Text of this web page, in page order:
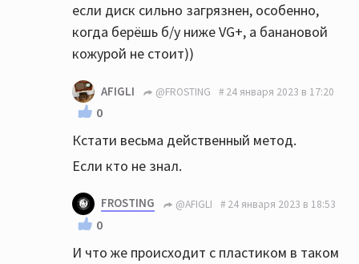
если диск сильно загрязнен, особенно,
когда берёшь б/у ниже VG+, а банановой
кожурой не стоит))
AFIGLI @FROSTING 24 января 2023 в 17:20
0
Кстати весьма действенный метод.
Если кто не знал.
FROSTING @AFIGLI 24 января 2023 в 18:53
0
И что же происходит с пластиком в таком